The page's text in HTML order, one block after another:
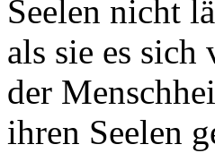
Seelen nicht
als sie es
der
ihren Seelen